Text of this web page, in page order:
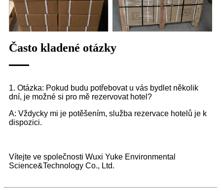
Často kladené otázky
1. Otázka: Pokud budu potřebovat u vás bydlet několik
dní, je možné si pro mě rezervovat hotel?
A: Vždycky mi je potěšením, služba rezervace hotelů je k
dispozici.
Vítejte ve společnosti Wuxi Yuke Environmental
Science&Technology Co., Ltd.